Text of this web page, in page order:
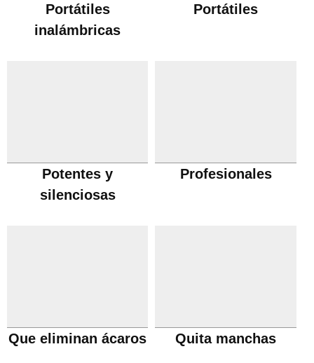
Portátiles
inalámbricas
Portátiles
Potentes y
silenciosas
Profesionales
Que eliminan ácaros Quita manchas